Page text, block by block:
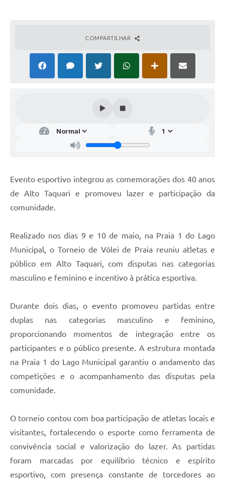
COMPARTILHAR
Evento esportivo integrou as comemorações dos 40 anos
de Alto Taquari e promoveu lazer e participação da
comunidade.
Realizado nos dias 9 e 10 de maio, na Praia 1 do Lago
Municipal, o Torneio de Vôlei de Praia reuniu atletas e
público em Alto Taquari, com disputas nas categorias
masculino e feminino e incentivo à prática esportiva.
Durante dois dias, o evento promoveu partidas entre
duplas nas categorias masculino e feminino,
proporcionando momentos de integração entre os
participantes e o público presente. A estrutura montada
na Praia 1 do Lago Municipal garantiu o andamento das
competições e o acompanhamento das disputas pela
comunidade.
O torneio contou com boa participação de atletas locais e
visitantes, fortalecendo o esporte como ferramenta de
convivência social e valorização do lazer. As partidas
foram marcadas por equilíbrio técnico e espírito
esportivo, com presença constante de torcedores ao